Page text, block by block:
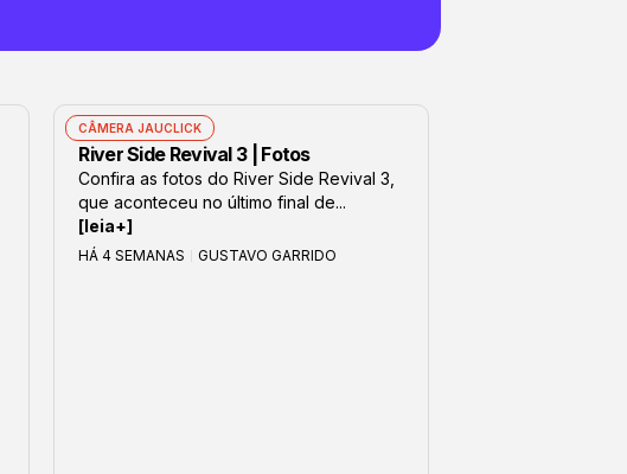
CÂMERA JAUCLICK
River Side Revival 3 | Fotos
Confira as fotos do River Side Revival 3,
que aconteceu no último final de...
[leia+]
HÁ 4 SEMANAS GUSTAVO GARRIDO